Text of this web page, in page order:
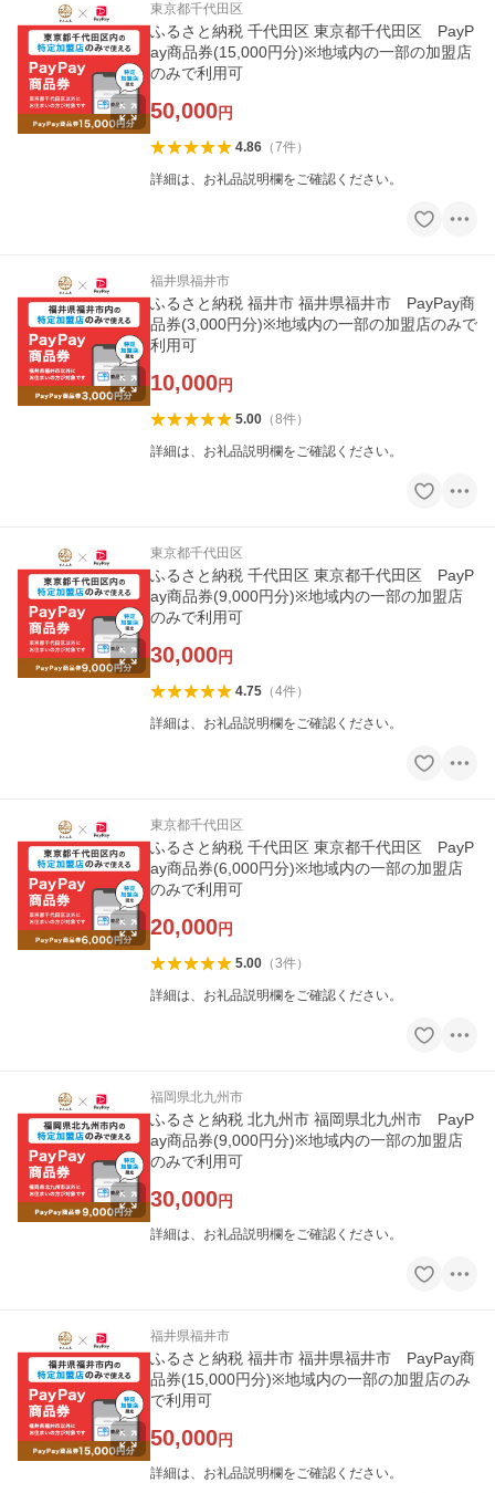
東京都千代田区
ふるさと納税 千代田区 東京都千代田区 PayP
ay商品券(15,000円分)※地域内の一部の加盟店
のみで利用可
50,000円
4.86（7件）
詳細は、お礼品説明欄をご確認ください。
福井県福井市
ふるさと納税 福井市 福井県福井市 PayPay商
品券(3,000円分)※地域内の一部の加盟店のみで
利用可
10,000円
5.00（8件）
詳細は、お礼品説明欄をご確認ください。
東京都千代田区
ふるさと納税 千代田区 東京都千代田区 PayP
ay商品券(9,000円分)※地域内の一部の加盟店
のみで利用可
30,000円
4.75（4件）
詳細は、お礼品説明欄をご確認ください。
東京都千代田区
ふるさと納税 千代田区 東京都千代田区 PayP
ay商品券(6,000円分)※地域内の一部の加盟店
のみで利用可
20,000円
5.00（3件）
詳細は、お礼品説明欄をご確認ください。
福岡県北九州市
ふるさと納税 北九州市 福岡県北九州市 PayP
ay商品券(9,000円分)※地域内の一部の加盟店
のみで利用可
30,000円
詳細は、お礼品説明欄をご確認ください。
福井県福井市
ふるさと納税 福井市 福井県福井市 PayPay商
品券(15,000円分)※地域内の一部の加盟店のみ
で利用可
50,000円
詳細は、お礼品説明欄をご確認ください。